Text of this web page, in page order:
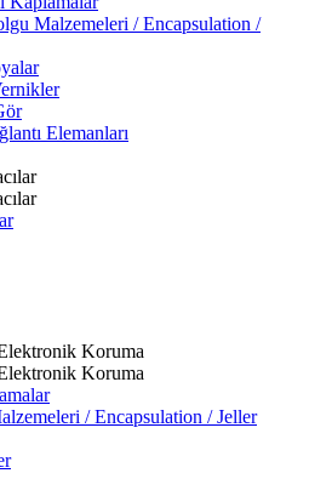
Malzemeleri / Encapsulation /
Elemanları
Koruma
Koruma
/ Encapsulation / Jeller